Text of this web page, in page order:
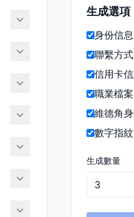
生成選項
身份信息
聯繫方式
信用卡
職業檔案
維德角
數字指紋
生成數量